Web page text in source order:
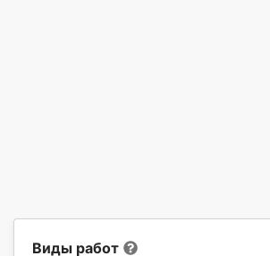
Виды работ